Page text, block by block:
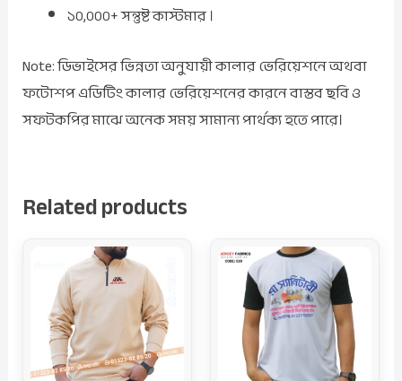
১০,০০০+ সন্তুষ্ট কাস্টমার ।
Note: ডিভাইসের ভিন্নতা অনুযায়ী কালার ভেরিয়েশনে অথবা
ফটোশপ এডিটিং কালার ভেরিয়েশনের কারনে বাস্তব ছবি ও
সফটকপির মাঝে অনেক সময় সামান্য পার্থক্য হতে পারে।
Related products